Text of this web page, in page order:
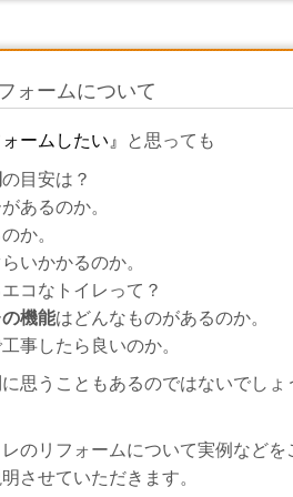
ォームについて
ームしたい』 と思っても
の目安は？
があるのか。
か。
らいかかるのか。
コなトイレって？
機能はどんなものがあるのか。
事したら良いのか。
思うこともあるのではないでしょ
のリフォームについて実例などを
させていただきます。